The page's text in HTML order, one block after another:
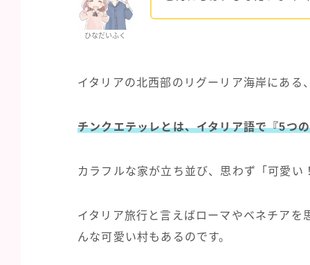
ひなだいふく
イタリアの北西部のリグーリア海岸にある
チンクエテッレとは、イタリア語で『5つ
カラフルな家が立ち並び、思わず「可愛い
イタリア旅行と言えばローマやベネチア
んな可愛い村もあるのです。